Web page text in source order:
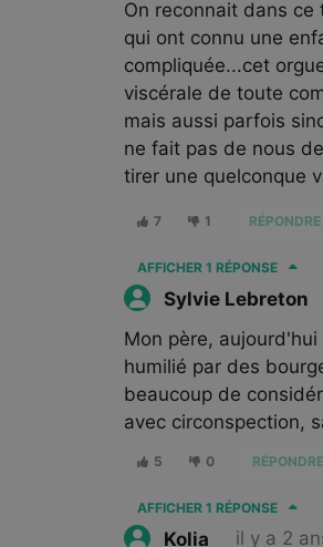
On reconnait dans
qui ont connu une
compliquée...cet
viscérale de toute
mais aussi parfois
ne fait pas de nous
tirer une quelconque
7 1 RÉPONDRE
AFFICHER 1 RÉPONSE
Sylvie Lebreton
Mon père,
humilié par des
beaucoup de
avec circonspection,
5 0 RÉPONDRE
AFFICHER 1 RÉPONSE
Kolia
il y a 2